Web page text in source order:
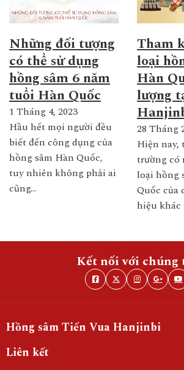
Những đối tượng
có thể sử dụng
hồng sâm 6 năm
tuổi Hàn Quốc
1 Tháng 4, 2023
Hầu hết mọi người đều
biết đến công dụng của
hồng sâm Hàn Quốc,
tuy nhiên không phải ai
cũng…
Tham
loại
Hàn
lượng
28 Tháng
Hiện nay,
trường có
loại hồng
Quốc của
hiệu khác
Kết nối với chúng
Hồng sâm Tiến Vua Hanjinbi
Liên kết